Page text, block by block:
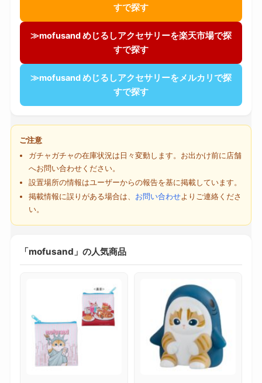
すで探す
≫mofusand めじるしアクセサリーを楽天市場で探
すで探す
≫mofusand めじるしアクセサリーをメルカリで探
すで探す
ご注意
ガチャガチャの在庫状況は日々変動します。お出かけ前に店舗
へお問い合わせください。
設置場所の情報はユーザーからの報告を基に掲載しています。
掲載情報に誤りがある場合は、 お問い合わせよりご連絡くださ
い。
「mofusand」の人気商品